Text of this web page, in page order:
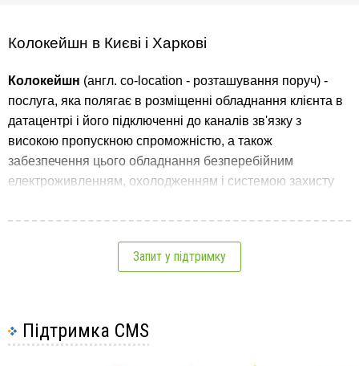
Колокейшн в Києві і Харкові
Колокейшн (англ. сo-location - розташування поруч) -
послуга, яка полягає в розміщенні обладнання клієнта в
датацентрі і його підключенні до каналів зв'язку з
високою пропускною спроможністю, а також
забезпечення цього обладнання безперебійним
електроживленням, охолодженням і системою захисту
У разі, коли зазначене обладнання не належить клієнту, а
орендується ним, послуга називається
великим об'ємом трафіку, а також обладнання, до якого
Запит у підтримку
Підтримка CMS